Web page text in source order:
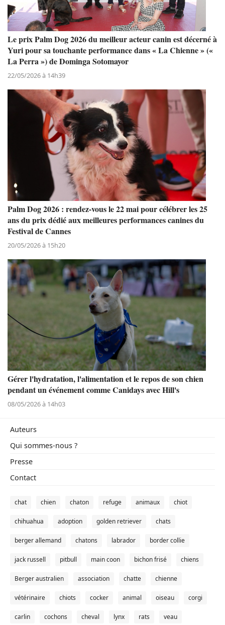
Le prix Palm Dog 2026 du meilleur acteur canin est décerné à
Yuri pour sa touchante performance dans « La Chienne » («
La Perra ») de Dominga Sotomayor
22/05/2026 à 14h39
Palm Dog 2026 : rendez-vous le 22 mai pour célébrer les 25
ans du prix dédié aux meilleures performances canines du
Festival de Cannes
20/05/2026 à 15h20
Gérer l'hydratation, l'alimentation et le repos de son chien
pendant un événement comme Canidays avec Hill's
08/05/2026 à 14h03
Auteurs
Qui sommes-nous ?
Presse
Contact
chat chien chaton refuge animaux chiot
chihuahua adoption golden retriever chats
berger allemand chatons labrador border collie
jack russell pitbull main coon bichon frisé chiens
Berger australien association chatte chienne
vétérinaire chiots cocker animal oiseau corgi
carlin cochons cheval lynx rats veau